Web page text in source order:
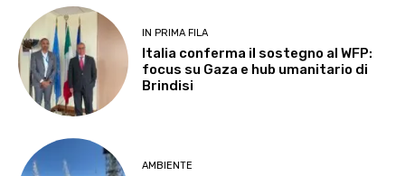
IN PRIMA FILA
Italia conferma il sostegno al WFP:
focus su Gaza e hub umanitario di
Brindisi
AMBIENTE